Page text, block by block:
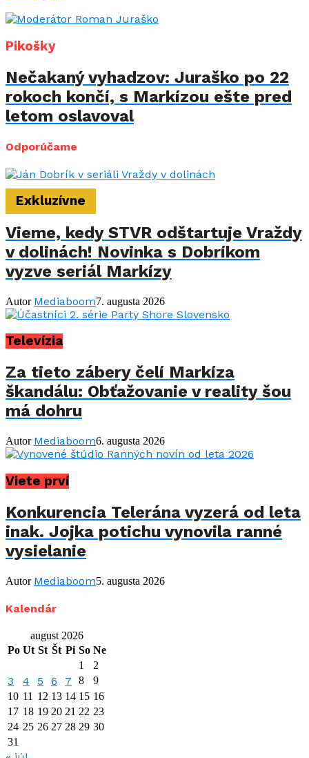
Pikošky
Nečakaný vyhadzov: Juraško po 22
rokoch končí, s Markízou ešte pred
letom oslavoval
Odporúčame
Exkluzívne
Vieme, kedy STVR odštartuje Vraždy
v dolinách! Novinka s Dobríkom
vyzve seriál Markízy
Autor Mediaboom7. augusta 2026
Televízia
Za tieto zábery čelí Markíza
škandálu: Obťažovanie v reality šou
má dohru
Autor Mediaboom6. augusta 2026
Viete prví
Konkurencia Telerána vyzerá od leta
inak. Jojka potichu vynovila ranné
vysielanie
Autor Mediaboom5. augusta 2026
Kalendár
august 2026
Po Ut St Št Pi So Ne
1
2
3 4 5 6 7 8
9
10 11 12 13 14 15 16
17 18 19 20 21 22 23
24 25 26 27 28 29 30
31